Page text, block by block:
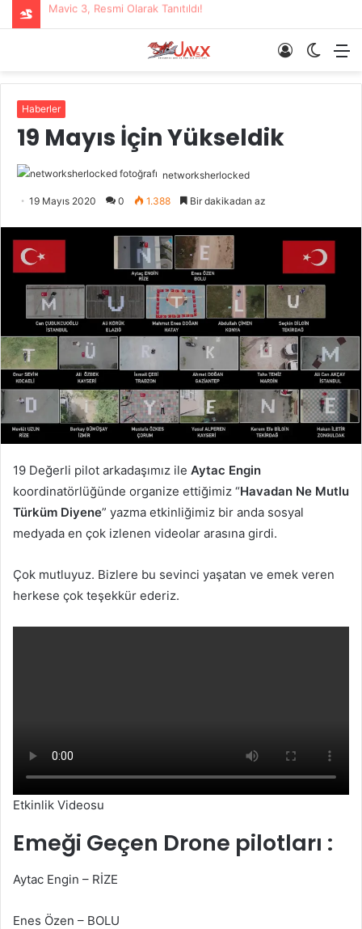
Mavic 3, Resmi Olarak Tanıtıldı!
Dış
Giriş
Haberler
19 Mayıs İçin Yükseldik
networksherlocked
19 Mayıs 2020 0 1.388 Bir dakikadan az
19 Değerli pilot arkadaşımız ile Aytac Engin​
koordinatörlüğünde organize ettiğimiz “Havadan Ne Mutlu
Türküm Diyene” yazma etkinliğimiz bir anda sosyal
medyada en çok izlenen videolar arasına girdi.
Çok mutluyuz. Bizlere bu sevinci yaşatan ve emek veren
herkese çok teşekkür ederiz.
Etkinlik Videosu
Emeği Geçen Drone pilotları :
Aytac Engin​ – RİZE
Enes Özen​ – BOLU